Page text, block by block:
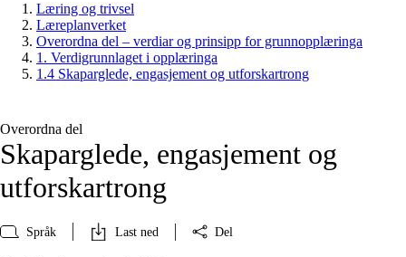
Læring og trivsel
Læreplanverket
Overordna del – verdiar og prinsipp for grunnopplæringa
1. Verdigrunnlaget i opplæringa
1.4 Skaparglede, engasjement og utforskartrong
Overordna del
Skaparglede, engasjement og
utforskartrong
Språk Last ned Del